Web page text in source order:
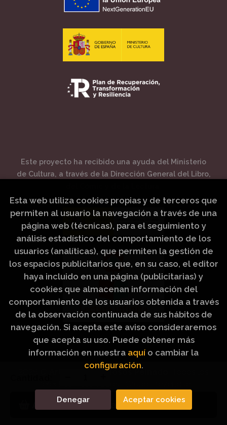
Añadir a mi cesta
Este proyecto ha recibido una ayuda del Ministerio
de Cultura, a través de la Dirección General del Libro,
Artículos Religiosos Peinado
Esta web utiliza cookies propias y de terceros que
permiten al usuario la navegación a través de una
página web (técnicas), para el seguimiento y
análisis estadístico del comportamiento de los
usuarios (analíticas), que permiten la gestión de
los espacios publicitarios que, en su caso, el editor
haya incluido en una página (publicitarias) y
cookies que almacenan información del
comportamiento de los usuarios obtenida a través
de la observación continuada de sus hábitos de
navegación. Si acepta este aviso consideraremos
que acepta su uso. Puede obtener más
información en nuestra aquí o cambiar la
configuración.
Denegar Aceptar cookies